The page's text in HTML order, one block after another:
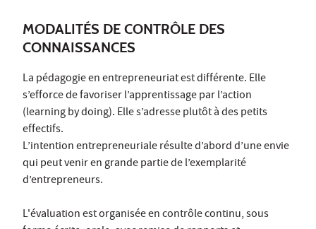
MODALITÉS DE CONTRÔLE DES
CONNAISSANCES
La pédagogie en entrepreneuriat est différente. Elle
s’efforce de favoriser l’apprentissage par l’action
(learning by doing). Elle s’adresse plutôt à des petits
effectifs.
L’intention entrepreneuriale résulte d’abord d’une envie
qui peut venir en grande partie de l’exemplarité
d’entrepreneurs.
L'évaluation est organisée en contrôle continu, sous